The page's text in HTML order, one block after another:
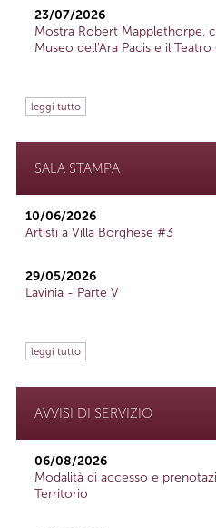
23/07/2026
Mostra Robert Mapplethorpe,
Museo dell'Ara Pacis e il
leggi tutto
SALA STAMPA
10/06/2026
Artisti a Villa Borghese #3
29/05/2026
Lavinia - Parte V
leggi tutto
AVVISI DI SERVIZIO
06/08/2026
Modalità di accesso e
Territorio